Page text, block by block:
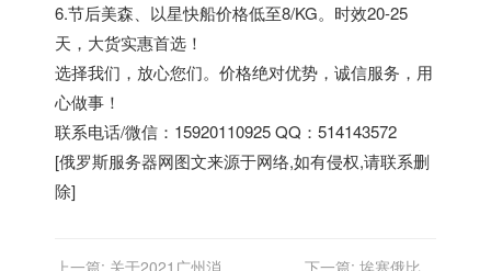
6.节后美森、以星快船价格低至8/KG。时效20-25
天，大货实惠首选！
选择我们，放心您们。价格绝对优势，诚信服务，用
心做事！
联系电话/微信：15920110925 QQ：514143572
[俄罗斯服务器网图文来源于网络,如有侵权,请联系删
除]
上一篇: 关于2021广州消防 下一篇: 埃塞俄比亚